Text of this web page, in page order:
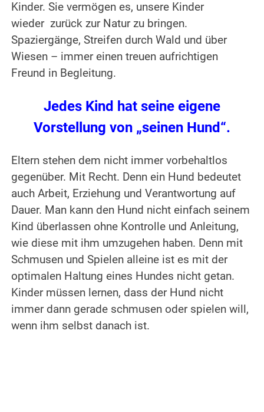
Kinder. Sie vermögen es, unsere Kinder
wieder zurück zur Natur zu bringen.
Spaziergänge, Streifen durch Wald und über
Wiesen – immer einen treuen aufrichtigen
Freund in Begleitung.
Jedes Kind hat seine eigene
Vorstellung von „seinen Hund“.
Eltern stehen dem nicht immer vorbehaltlos
gegenüber. Mit Recht. Denn ein Hund bedeutet
auch Arbeit, Erziehung und Verantwortung auf
Dauer. Man kann den Hund nicht einfach seinem
Kind überlassen ohne Kontrolle und Anleitung,
wie diese mit ihm umzugehen haben. Denn mit
Schmusen und Spielen alleine ist es mit der
optimalen Haltung eines Hundes nicht getan.
Kinder müssen lernen, dass der Hund nicht
immer dann gerade schmusen oder spielen will,
wenn ihm selbst danach ist.